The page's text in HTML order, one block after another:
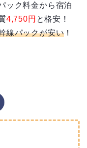
ック料金から宿泊
4,750円 と格安！
線パックが安い ！